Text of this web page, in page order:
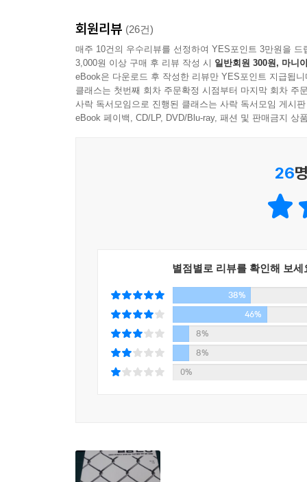
주식형펀드의 또다른 리스크
복리투자의 마법? 장기투자는 없다
환매수수료
여직원 옵션 대박 기사에 직장인들이 설레던 날
그럼 어떻게 투자할 것인가?
문어에게 물어봐도 좋겠습니다
돈이 없어 초상 못 치르는 집이 있었나?
보험은 많이 가입했지만 과연 보장받을 수 있을까?
11. 그 아파트는 누군가의 첫사랑이었다, 부동산학
내집마련, 은행과 공동구매하면 돼요
은행, 부동산 가격 상승을 부채질하다
곧 빈집이 넘쳐날 세상
최근 금융권이 내건 구호는 바로 “직장인들의 월
금에는 이자가 붙지 않는다. 직장인들이 월급통
있으므로 우리나라 직장인들의 월급통장 금액을
지급하고 있지 않으니 은행으로서는 돈 장사에
트에서부터 많게는 20퍼센트까지 거의 공짜로
얼마 전 삼성카드 광고는 사람들을 자극했다. 삼
만이 아니다. 삼성 계열사의 매출도 동반 상승한
백화점과 연계하는 것은 다 그 때문이다. 요즘은
---pp.164-165. 7장. ‘익숙한 외상, 신용카드가 주는 달콤한
따분한 정부 데이터 속 살아 있는 정보를 추출, 직
수 없는지 그 구조적 실체를 보여주고 월급쟁이
정부, 순진한 직장인 당신의 월급을 지키기 위한
월급쟁이는 정부 경제정책의 든든한 총알받이다
8,000원으로 오른 점심 백반, 4,000원은 어디로 갔
되다보니 거둬들이는 액수가 크다. 조세저항이
거둬들인다. ‘증세’라는 말을 꺼내면 다음 선거
정부에 흠씬 두드려맞고 나면 기업들이 기다리고
등의 빨대를 꽂아 매출을 뽑아올린다. 이 책에는
길게 수익을 창출하는지, 돈을 맡기는 이자는 3%
않고 가입시켜주면서 사고가 나면 묻고 따지는
또 4장, ‘한국의 대기업 보고서’에서는 한국 경
월급이 어떻게 털리는지 알면 보이나니, 그때 보이
이 책은 비단 월급을 받는 직장인뿐 아니라
회원리뷰 (26건)
매주 10건의 우수리뷰를 선정하여 YES포인트 3만원을 드
3,000원 이상 구매 후 리뷰 작성 시 일반회원 300원, 마니
eBook은 다운로드 후 작성한 리뷰만 YES포인트 지급됩니
클래스는 첫번째 회차 주문확정 시점부터 마지막 회차 주
사락 독서모임으로 진행된 클래스는 사락 독서모임 게시
eBook 페이백, CD/LP, DVD/Blu-ray, 패션 및 판매금지 상
26
별점별로 리뷰를 확인해 보세
38%
46%
8%
8%
0%